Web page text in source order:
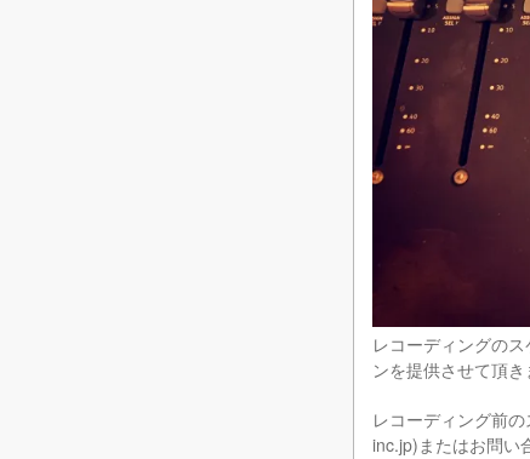
レコーディングの
ンを提供させて頂き
レコーディング前
inc.jp)またはお問い